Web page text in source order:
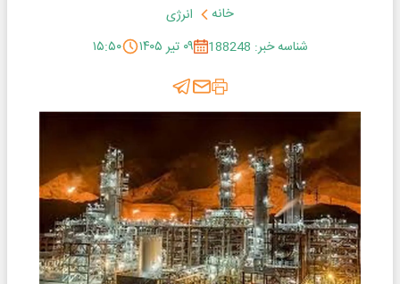
خانه
انرژی
شناسه خبر: 188248
۰۹ تیر ۱۴۰۵ ۱۵:۵۰